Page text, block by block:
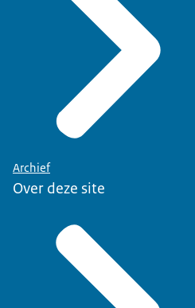
Archief
Over deze site